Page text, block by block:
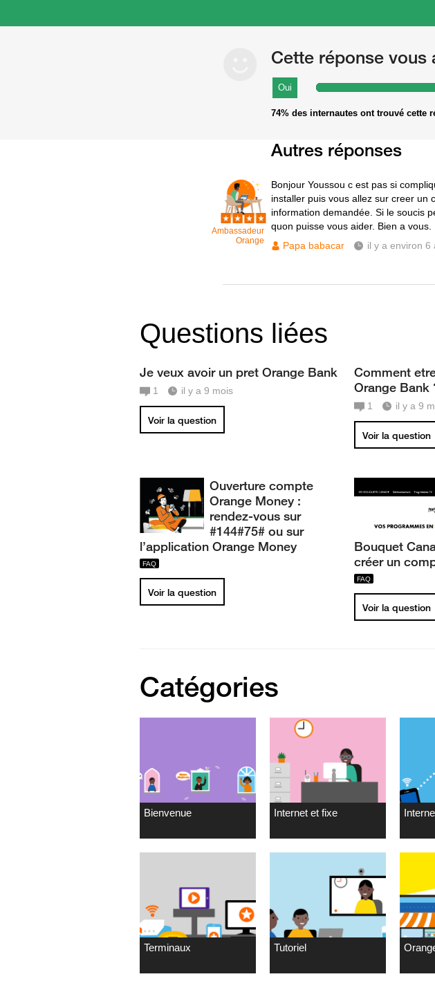
Cette réponse vous
Oui
74% des internautes ont trouvé cette
Autres réponses
Ambassadeur
Orange
Bonjour Youssou c est pas si
installer puis vous allez sur creer un
information demandée. Si le soucis
quon puisse vous aider. Bien a vous.
Papa babacar
il y a environ 6
Questions liées
Je veux avoir un pret Orange Bank
1 il y a 9 mois
Voir la question
Comment
Orange Bank
1 il y a 9
Voir la question
Ouverture compte
Orange Money :
rendez-vous sur
#144#75# ou sur
l’application Orange Money
Voir la question
Bouquet
créer un
Voir la question
Catégories
Bienvenue Internet et fixe
Terminaux Tutoriel